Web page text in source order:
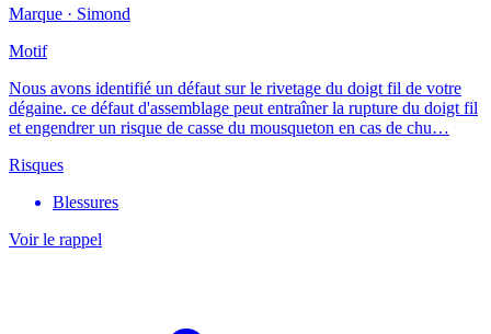
Marque · Simond
Motif
Nous avons identifié un défaut sur le rivetage du doigt fil de votre
dégaine. ce défaut d'assemblage peut entraîner la rupture du doigt fil
et engendrer un risque de casse du mousqueton en cas de chu…
Risques
Blessures
Voir le rappel